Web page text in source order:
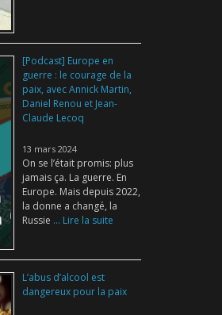
[Podcast] Europe en
guerre : le courage de la
paix, avec Annick Martin,
Daniel Renou et Jean-
Claude Lecoq
13 mars 2024
On se l’était promis: plus
jamais ça. La guerre. En
Europe. Mais depuis 2022,
la donne a changé, la
Russie ... Lire la suite
L’abus d’alcool est
dangereux pour la paix